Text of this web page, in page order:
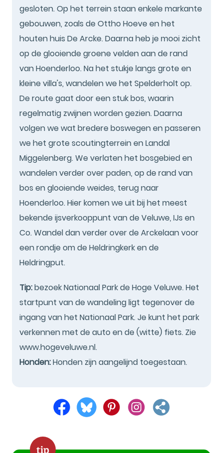
gesloten. Op het terrein staan enkele markante
gebouwen, zoals de Ottho Hoeve en het
houten huis De Arcke. Daarna heb je mooi zicht
op de glooiende groene velden aan de rand
van Hoenderloo. Na het stukje langs grote en
kleine villa's, wandelen we het Spelderholt op.
De route gaat door een stuk bos, waarin
regelmatig zwijnen worden gezien. Daarna
volgen we wat bredere boswegen en passeren
we het grote scoutingterrein en Landal
Miggelenberg. We verlaten het bosgebied en
wandelen verder over paden, op de rand van
bos en glooiende weides, terug naar
Hoenderloo. Hier komen we uit bij het meest
bekende ijsverkooppunt van de Veluwe, IJs en
Co. Wandel dan verder over de Arckelaan voor
een rondje om de Heldringkerk en de
Heldringput.
Tip:bezoek Nationaal Park de Hoge Veluwe. Het
startpunt van de wandeling ligt tegenover de
ingang van het Nationaal Park. Je kunt het park
verkennen met de auto en de (witte) fiets. Zie
www.hogeveluwe.nl.
Honden:Honden zijn aangelijnd toegestaan.
tip